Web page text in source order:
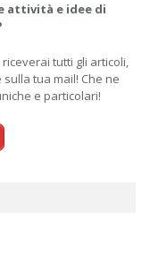
attività e idee di
riceverai tutti gli articoli,
tua mail! Che ne
e particolari!